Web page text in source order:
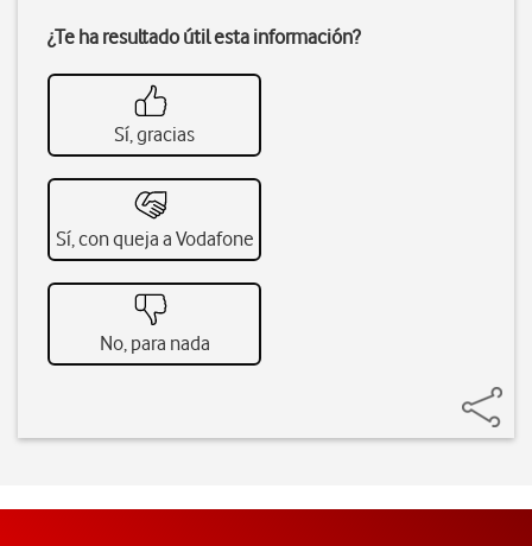
¿Te ha resultado útil esta información?
Sí, gracias
Sí, con queja a Vodafone
No, para nada